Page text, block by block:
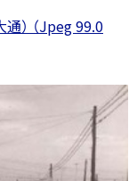
） （Jpeg 99.0